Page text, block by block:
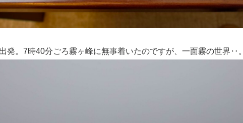
発。7時40分ごろ霧ヶ峰に無事着いたのですが、一面霧の世界‥。